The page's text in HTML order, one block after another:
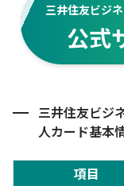
三井住友ビジ
公式
三井住友ビジ
人カード基本
項目